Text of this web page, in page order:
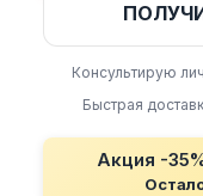
Консультирую
Быстрая
Акция -